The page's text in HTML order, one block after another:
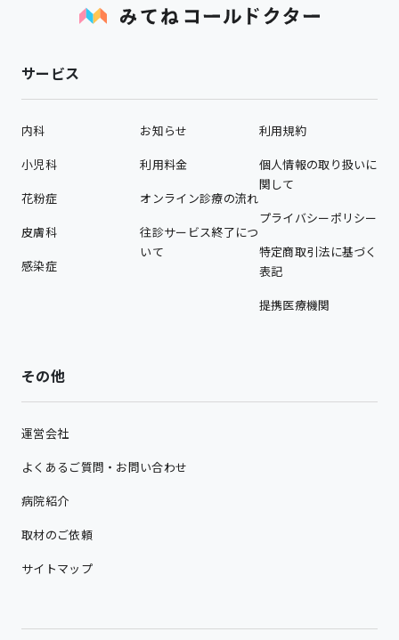
サービス
内科
小児科
花粉症
皮膚科
感染症
お知らせ
利用料金
オンライン診療の流れ
往診サービス終了につ
いて
利用規約
個人情報の取り扱いに
関して
プライバシーポリシー
特定商取引法に基づく
表記
提携医療機関
その他
運営会社
よくあるご質問・お問い合わせ
病院紹介
取材のご依頼
サイトマップ